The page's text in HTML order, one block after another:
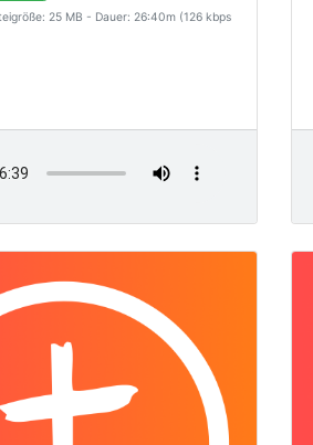
25 MB - Dauer: 26:40m (126 kbps